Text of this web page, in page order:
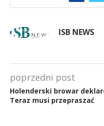
ISB NEWS
poprzedni post
Holenderski browar
Teraz musi przepraszać